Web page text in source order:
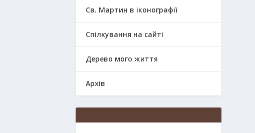
Св. Мартин в іконографії
Спілкування на сайті
Дерево мого життя
Архів